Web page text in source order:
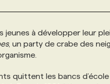
jeunes à développer leur
, un party de crabe des
quittent les bancs